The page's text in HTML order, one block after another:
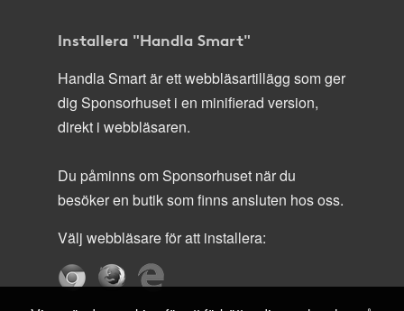
Installera "Handla Smart"
Handla Smart är ett webbläsartillägg som ger
dig Sponsorhuset i en minifierad version,
direkt i webbläsaren.
Du påminns om Sponsorhuset när du
besöker en butik som finns ansluten hos oss.
Välj webbläsare för att installera: